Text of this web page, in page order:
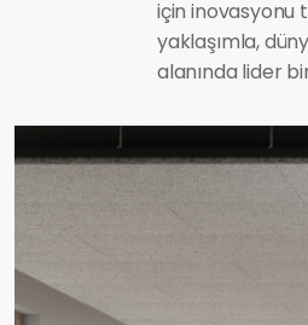
için inovasyonu
yaklaşımla,
alanında lider